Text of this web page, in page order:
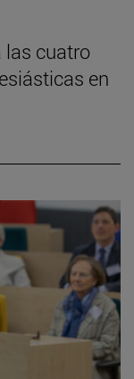
las cuatro
en